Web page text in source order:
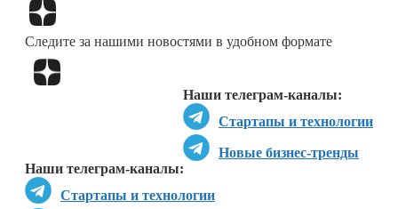
Следите за нашими новостями в удобном формате
Наши телеграм-каналы:
Стартапы и технологии
Новые бизнес-тренды
Наши телеграм-каналы:
Стартапы и технологии